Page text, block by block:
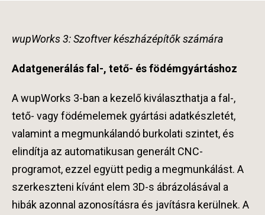
wupWorks 3: Szoftver készházépítők számára
Adatgenerálás fal-, tető- és födémgyártáshoz
A wupWorks 3-ban a kezelő kiválaszthatja a fal-,
tető- vagy födémelemek gyártási adatkészletét,
valamint a megmunkálandó burkolati szintet, és
elindítja az automatikusan generált CNC-
programot, ezzel együtt pedig a megmunkálást. A
szerkeszteni kívánt elem 3D-s ábrázolásával a
hibák azonnal azonosításra és javításra kerülnek. A